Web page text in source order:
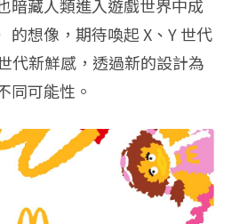
暗藏人類進入遊戲世界中成
的想像， 期待喚起 X、Y 世代
代新鮮感，透過新的設計為
同可能性。